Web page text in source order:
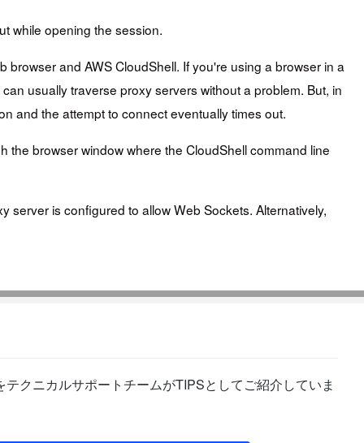
while opening the session.
and AWS CloudShell. If you're using a browser in a
usually traverse proxy servers without a problem. But, in
and the attempt to connect eventually times out.
browser window where the CloudShell command line
server is configured to allow Web Sockets. Alternatively,
クニカルサポートチームがTIPSとしてご紹介していま